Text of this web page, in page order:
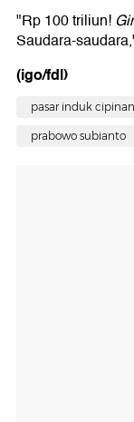
"Rp 100 triliun!
Saudara-
(igo/fdl)
pasar induk
prabowo subianto